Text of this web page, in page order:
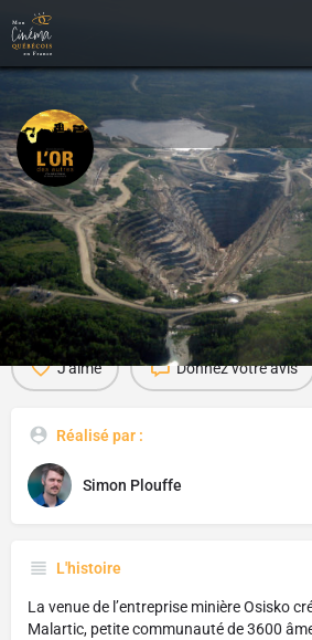
L'or des autres
2011 - 60 min
Détails Bande-annonce
J'aime Donnez votre avis
Réalisé par :
Simon Plouffe
L'histoire
La venue de l’entreprise minière Osisko
Malartic, petite communauté de 3600